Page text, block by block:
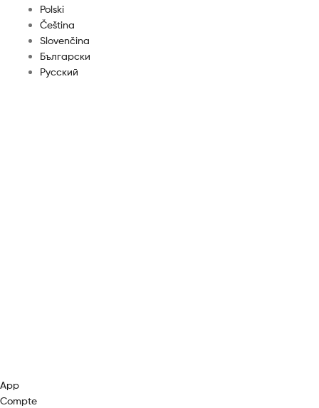
Polski
Čeština
Slovenčina
Български
Русский
App
Compte